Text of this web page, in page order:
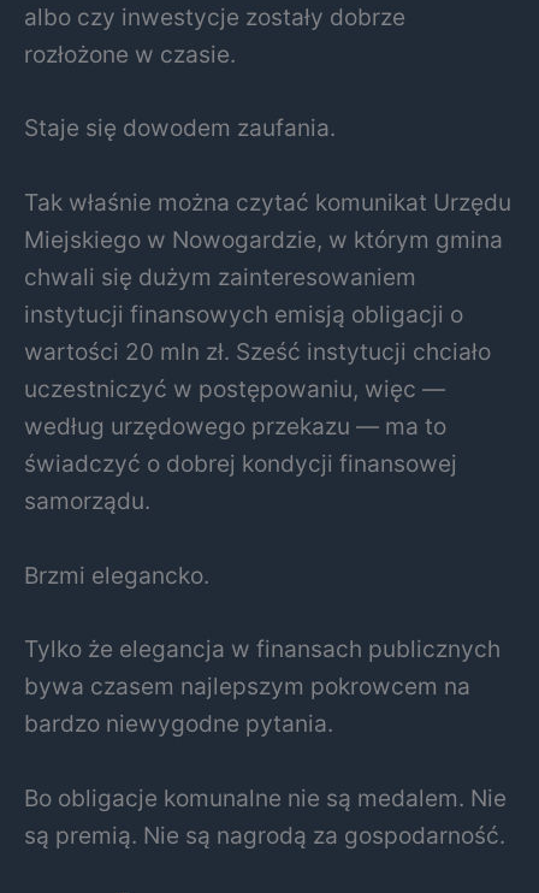
albo czy inwestycje zostały dobrze
rozłożone w czasie.
Staje się dowodem zaufania.
Tak właśnie można czytać komunikat Urzędu
Miejskiego w Nowogardzie, w którym gmina
chwali się dużym zainteresowaniem
instytucji finansowych emisją obligacji o
wartości 20 mln zł. Sześć instytucji chciało
uczestniczyć w postępowaniu, więc —
według urzędowego przekazu — ma to
świadczyć o dobrej kondycji finansowej
samorządu.
Brzmi elegancko.
Tylko że elegancja w finansach publicznych
bywa czasem najlepszym pokrowcem na
bardzo niewygodne pytania.
Bo obligacje komunalne nie są medalem. Nie
są premią. Nie są nagrodą za gospodarność.